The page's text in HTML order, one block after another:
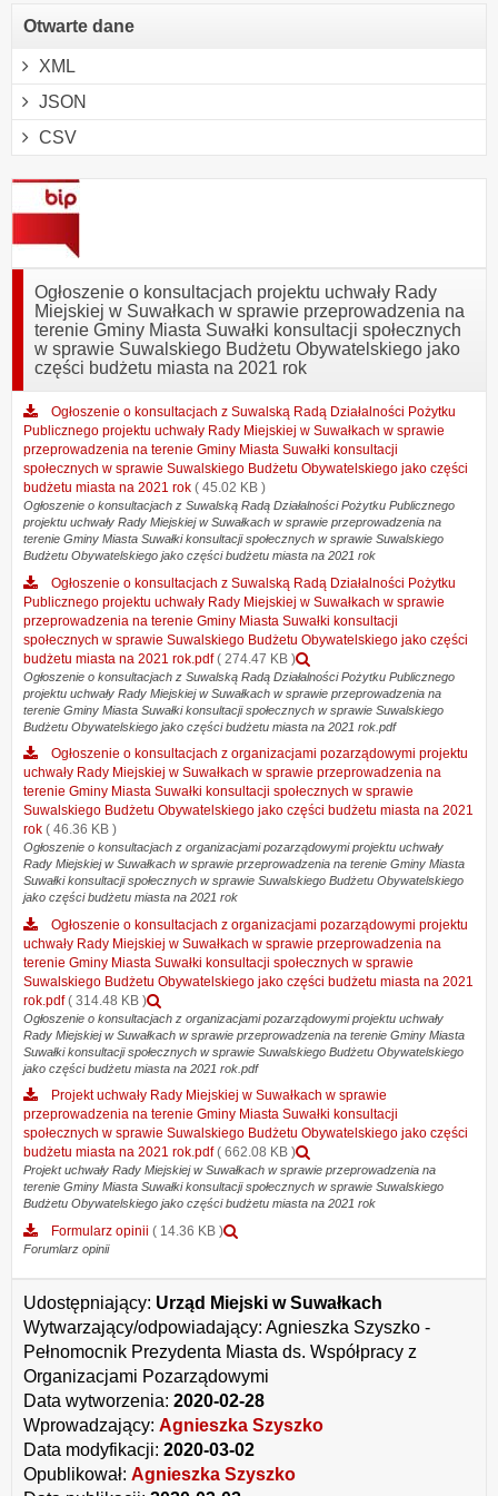
Otwarte dane
XML
JSON
CSV
Ogłoszenie o konsultacjach projektu uchwały Rady
Miejskiej w Suwałkach w sprawie przeprowadzenia na
terenie Gminy Miasta Suwałki konsultacji społecznych
w sprawie Suwalskiego Budżetu Obywatelskiego jako
części budżetu miasta na 2021 rok
Ogłoszenie o konsultacjach z Suwalską Radą Działalności Pożytku
Publicznego projektu uchwały Rady Miejskiej w Suwałkach w sprawie
przeprowadzenia na terenie Gminy Miasta Suwałki konsultacji
społecznych w sprawie Suwalskiego Budżetu Obywatelskiego jako części
budżetu miasta na 2021 rok ( 45.02 KB )
Ogłoszenie o konsultacjach z Suwalską Radą Działalności Pożytku Publicznego
projektu uchwały Rady Miejskiej w Suwałkach w sprawie przeprowadzenia na
terenie Gminy Miasta Suwałki konsultacji społecznych w sprawie Suwalskiego
Budżetu Obywatelskiego jako części budżetu miasta na 2021 rok
Ogłoszenie o konsultacjach z Suwalską Radą Działalności Pożytku
Publicznego projektu uchwały Rady Miejskiej w Suwałkach w sprawie
przeprowadzenia na terenie Gminy Miasta Suwałki konsultacji
społecznych w sprawie Suwalskiego Budżetu Obywatelskiego jako części
budżetu miasta na 2021 rok.pdf ( 274.47 KB )
załącznika
Ogłoszenie
o
konsultacjach
z
Suwalską
Radą
Działalności
Publicznego
projektu
uchwały
Miejskiej
w
Suwałkach
w
przeprowadzenia
na
terenie
Miasta
Suwałki
konsultacji
w
sprawie
Suwalskiego
części
budżetu
miasta
na
2021
Ogłoszenie o konsultacjach z Suwalską Radą Działalności Pożytku Publicznego
projektu uchwały Rady Miejskiej w Suwałkach w sprawie przeprowadzenia na
terenie Gminy Miasta Suwałki konsultacji społecznych w sprawie Suwalskiego
Budżetu Obywatelskiego jako części budżetu miasta na 2021 rok.pdf
Ogłoszenie o konsultacjach z organizacjami pozarządowymi projektu
uchwały Rady Miejskiej w Suwałkach w sprawie przeprowadzenia na
terenie Gminy Miasta Suwałki konsultacji społecznych w sprawie
Suwalskiego Budżetu Obywatelskiego jako części budżetu miasta na 2021
rok ( 46.36 KB )
Ogłoszenie o konsultacjach z organizacjami pozarządowymi projektu uchwały
Rady Miejskiej w Suwałkach w sprawie przeprowadzenia na terenie Gminy Miasta
Suwałki konsultacji społecznych w sprawie Suwalskiego Budżetu Obywatelskiego
jako części budżetu miasta na 2021 rok
Ogłoszenie o konsultacjach z organizacjami pozarządowymi projektu
uchwały Rady Miejskiej w Suwałkach w sprawie przeprowadzenia na
terenie Gminy Miasta Suwałki konsultacji społecznych w sprawie
Suwalskiego Budżetu Obywatelskiego jako części budżetu miasta na 2021
rok.pdf ( 314.48 KB )
załącznika
Ogłoszenie
o
konsultacjach
z
organizacjami
pozarządowymi
projektu
uchwały
Rady
Miejskiej
w
sprawie
przeprowadzenia
na
Gminy
Miasta
Suwałki
konsultacji
społecznych
w
sprawie
Suwalskiego
Ogłoszenie o konsultacjach z organizacjami pozarządowymi projektu uchwały
Rady Miejskiej w Suwałkach w sprawie przeprowadzenia na terenie Gminy Miasta
Suwałki konsultacji społecznych w sprawie Suwalskiego Budżetu Obywatelskiego
jako części budżetu miasta na 2021 rok.pdf
Projekt uchwały Rady Miejskiej w Suwałkach w sprawie
przeprowadzenia na terenie Gminy Miasta Suwałki konsultacji
społecznych w sprawie Suwalskiego Budżetu Obywatelskiego jako części
budżetu miasta na 2021 rok.pdf ( 662.08 KB )
załącznika
Projekt
uchwały
w
sprawie
przeprowadzenia
na
Projekt uchwały Rady Miejskiej w Suwałkach w sprawie przeprowadzenia na
terenie Gminy Miasta Suwałki konsultacji społecznych w sprawie Suwalskiego
Budżetu Obywatelskiego jako części budżetu miasta na 2021 rok
Formularz opinii ( 14.36 KB )
Forumlarz opinii
Udostępniający: Urząd Miejski w Suwałkach
Wytwarzający/odpowiadający: Agnieszka Szyszko -
Pełnomocnik Prezydenta Miasta ds. Współpracy z
Organizacjami Pozarządowymi
Data wytworzenia: 2020-02-28
Wprowadzający: Agnieszka Szyszko
Data modyfikacji: 2020-03-02
Opublikował: Agnieszka Szyszko